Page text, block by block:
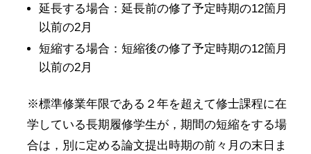
延長する場合：延長前の修了予定時期の12箇月
以前の2月
短縮する場合：短縮後の修了予定時期の12箇月
以前の2月
※標準修業年限である２年を超えて修士課程に在
学している長期履修学生が，期間の短縮をする場
合は，別に定める論文提出時期の前々月の末日ま